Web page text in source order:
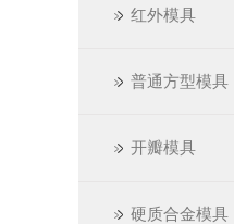
红外模具
普通方型模具
开瓣模具
硬质合金模具